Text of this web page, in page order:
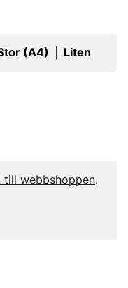
(A4) Liten
till webbshoppen.